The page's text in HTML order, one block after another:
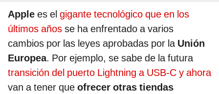
Apple es el gigante tecnológico que en los
últimos años se ha enfrentado a varios
cambios por las leyes aprobadas por la Unión
Europea. Por ejemplo, se sabe de la futura
transición del puerto Lightning a USB-C y ahora
van a tener que ofrecer otras tiendas